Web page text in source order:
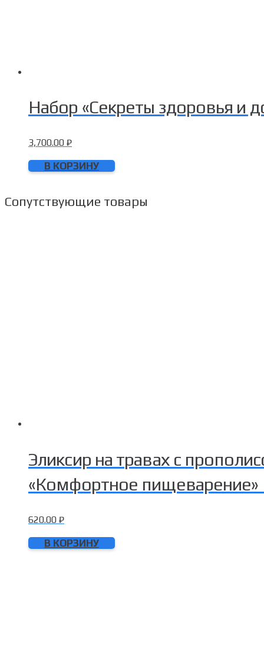
Набор «Секреты здоровья и
3,700.00 ₽
В КОРЗИНУ
Сопутствующие товары
Эликсир на травах с
«Комфортное пищеварение»
620.00 ₽
В КОРЗИНУ